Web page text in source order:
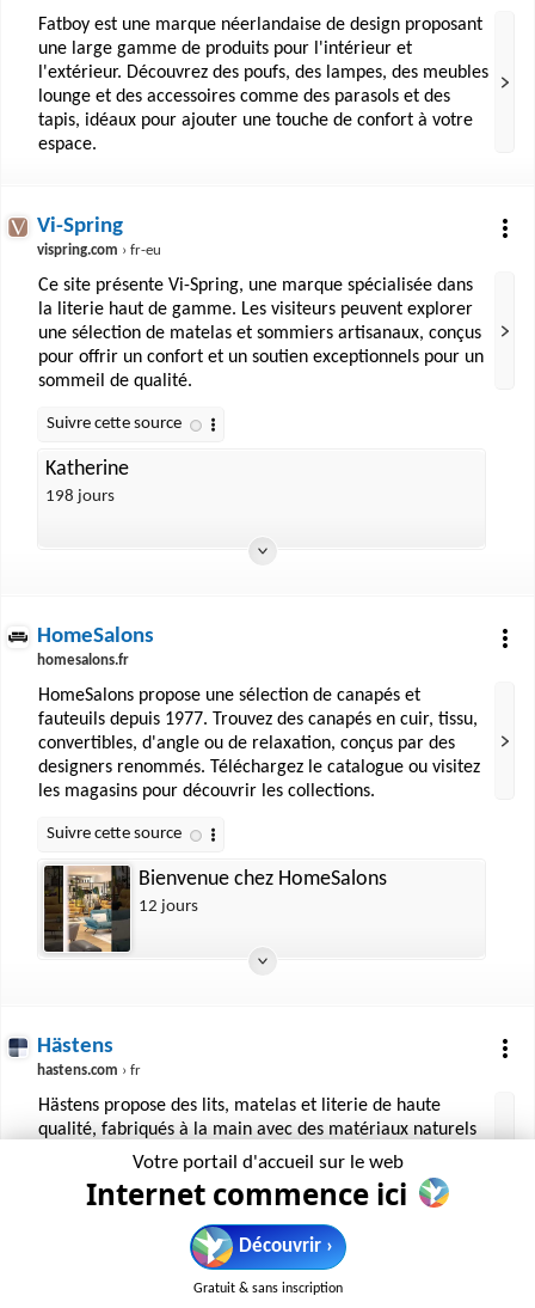
Fatboy est une marque néerlandaise de design proposant
une large gamme de produits pour l'intérieur et
l'extérieur. Découvrez des poufs, des lampes, des meubles
lounge et des accessoires comme des parasols et des
tapis, idéaux pour ajouter une touche de confort à votre
espace.
Vi-Spring
vispring.com › fr-eu
Ce site présente Vi-Spring, une marque spécialisée dans
la literie haut de gamme. Les visiteurs peuvent explorer
une sélection de matelas et sommiers artisanaux, conçus
pour offrir un confort et un soutien exceptionnels pour un
sommeil de qualité.
Katherine
198 jours
HomeSalons
homesalons.fr
HomeSalons propose une sélection de canapés et
fauteuils depuis 1977. Trouvez des canapés en cuir, tissu,
convertibles, d'angle ou de relaxation, conçus par des
designers renommés. Téléchargez le catalogue ou visitez
les magasins pour découvrir les collections.
Bienvenue chez HomeSalons
12 jours
Hästens
hastens.com › fr
Hästens propose des lits, matelas et literie de haute
qualité, fabriqués à la main avec des matériaux naturels
éthiquement sourcés. Le site met en avant le savoir-faire
de la marque et offre la possibilité de localiser des
magasins.
Votre portail d'accueil sur le web
Internet commence ici
Découvrir ›
Gratuit & sans inscription